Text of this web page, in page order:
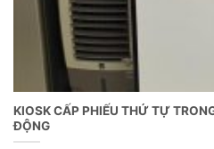
KIOSK CẤP PHIẾU THỨ TỰ
ĐỘNG